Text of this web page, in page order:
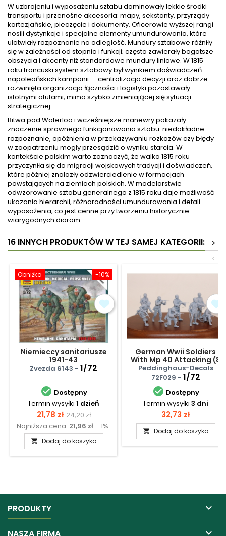
W uzbrojeniu i wyposażeniu sztabu dominowały lekkie środki
transportu i przenośne akcesoria: mapy, sekstanty, przyrządy
kartezjańskie, pieczęcie i dokumenty. Oficerowie wyższej rangi
nosili dystynkcje i specjalne elementy umundurowania, które
ułatwiały rozpoznanie na odległość. Mundury sztabowe różniły
się w zależności od stopnia i funkcji; często zawierały bogatsze
obszycia i akcenty niż standardowe mundury liniowe. W 1815
roku francuski system sztabowy był wynikiem doświadczeń
napoleońskich kampanii — centralizacja decyzji oraz dobrze
rozwinięta organizacja łączności i logistyki pozostawały
istotnymi atutami, mimo szybko zmieniającej się sytuacji
strategicznej.
Bitwa pod Waterloo i wcześniejsze manewry pokazały
znaczenie sprawnego funkcjonowania sztabu: niedokładne
rozpoznanie, opóźnienia w przekazywaniu rozkazów czy błędy
w zaopatrzeniu mogły przesądzić o wyniku starcia. W
kontekście polskim warto zaznaczyć, że walka 1815 roku
przyczyniła się do migracji wojskowych tradycji i doświadczeń,
które później znalazły odzwierciedlenie w formacjach
powstających na ziemiach polskich. W modelarstwie
odwzorowanie sztabu generalnego z 1815 roku daje możliwość
ukazania hierarchii, różnorodności umundurowania i detali
wyposażenia, co jest cenne przy tworzeniu historycznie
wiarygodnych dioram.
16 INNYCH PRODUKTÓW W TEJ SAMEJ KATEGORII:
>
<
-10%
Obniżka
Niemieccy sanitariusze
1941-43
Zvezda 6143 - 1/72
 Dostępny
Termin wysyłki 1 dzień
Cena
21,78 zł Cena
podstawowa
24,20 zł
Najniższa cena: 21,96 zł -1%
 Dodaj do koszyka
German Wwii Soldiers
With Mp 40 Attacking (8
Figures)
Peddinghaus-Decals
72F029 - 1/72
 Dostępny
Termin wysyłki 3 dni
Cena
32,73 zł
 Dodaj do koszyka
PRODUKTY 
NASZA FIRMA 